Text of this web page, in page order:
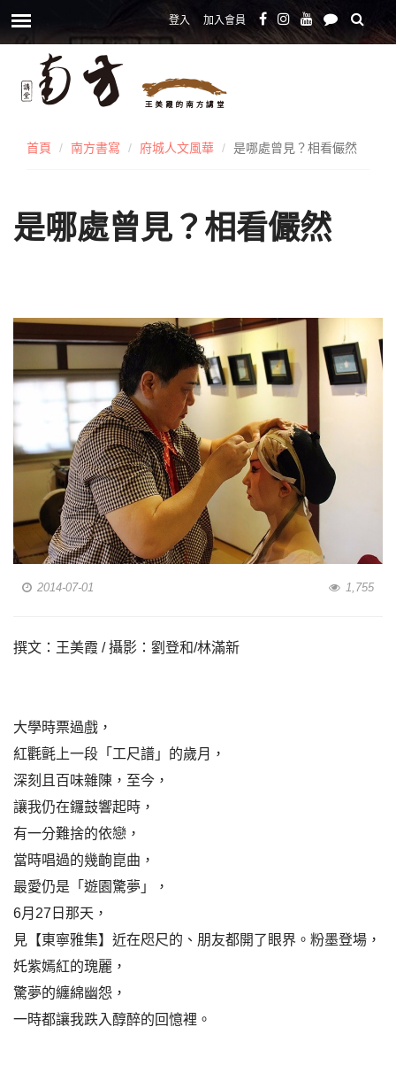
登入 加入會員
首頁 南方書寫 府城人文風華 是哪處曾見？相看儼然
是哪處曾見？相看儼然
2014-07-01 1,755
撰文：王美霞 / 攝影：劉登和/林滿新
大學時票過戲，
紅氍氈上一段「工尺譜」的歲月，
深刻且百味雜陳，至今，
讓我仍在鑼鼓響起時，
有一分難捨的依戀，
當時唱過的幾齣崑曲，
最愛仍是「遊園驚夢」，
6月27日那天，
見【東寧雅集】近在咫尺的、朋友都開了眼界。粉墨登場，
奼紫嫣紅的瑰麗，
驚夢的纏綿幽怨，
一時都讓我跌入醇醉的回憶裡。